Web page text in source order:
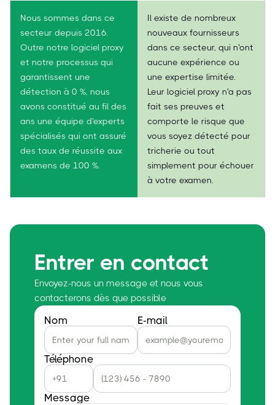
Nous sommes dans ce
secteur depuis 2016.
Outre notre logiciel proxy
et notre processus qui
garantissent une
détection à 0 %, nous
avons constitué au fil des
ans une équipe d'experts
spécialisés qui ont assuré
des taux de réussite aux
examens de 100 %.
Il existe de nombreux
nouveaux fournisseurs
dans ce secteur, qui n'ont
aucune expérience ou
une expertise limitée.
Leur logiciel proxy n'a pas
fait ses preuves et
comporte le risque que
vous soyez détecté pour
tricherie ou tout
simplement pour échouer
à votre examen.
Entrer en contact
Envoyez-nous un message et nous vous
contacterons dès que possible
Nom E-mail
Téléphone
Message